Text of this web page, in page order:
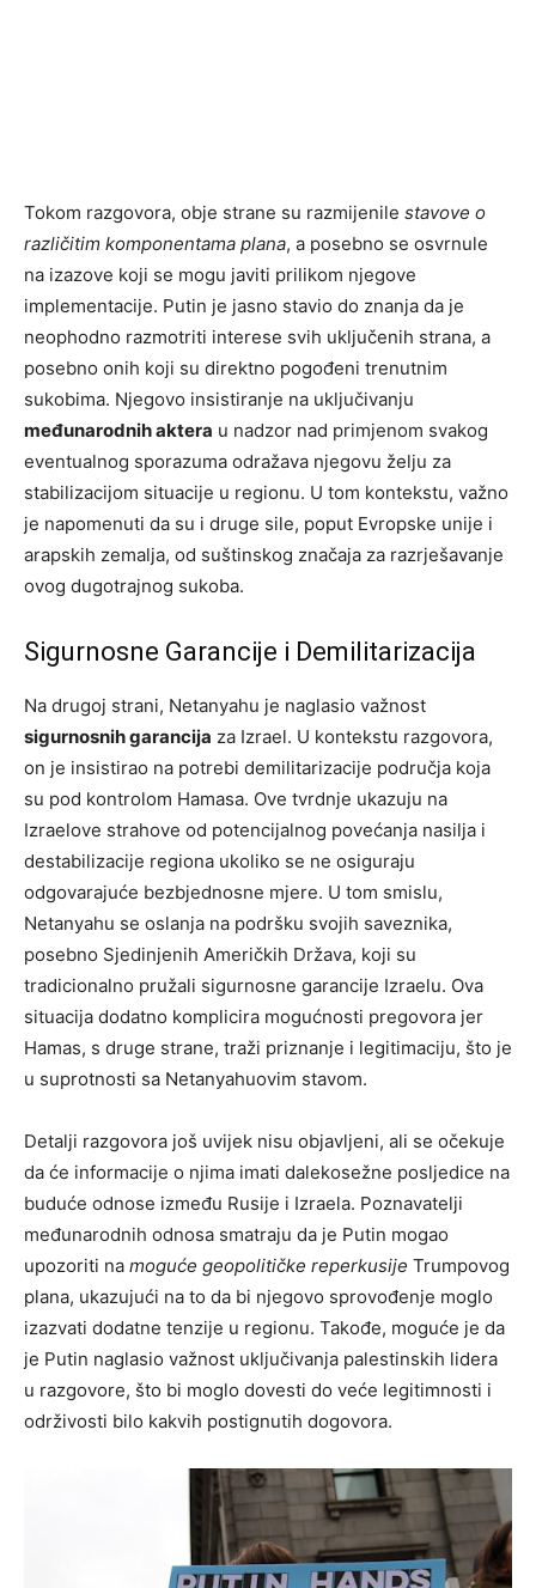
Tokom razgovora, obje strane su razmijenile stavove o
različitim komponentama plana, a posebno se osvrnule
na izazove koji se mogu javiti prilikom njegove
implementacije. Putin je jasno stavio do znanja da je
neophodno razmotriti interese svih uključenih strana, a
posebno onih koji su direktno pogođeni trenutnim
sukobima. Njegovo insistiranje na uključivanju
međunarodnih aktera u nadzor nad primjenom svakog
eventualnog sporazuma odražava njegovu želju za
stabilizacijom situacije u regionu. U tom kontekstu, važno
je napomenuti da su i druge sile, poput Evropske unije i
arapskih zemalja, od suštinskog značaja za razrješavanje
ovog dugotrajnog sukoba.
Sigurnosne Garancije i Demilitarizacija
Na drugoj strani, Netanyahu je naglasio važnost
sigurnosnih garancija za Izrael. U kontekstu razgovora,
on je insistirao na potrebi demilitarizacije područja koja
su pod kontrolom Hamasa. Ove tvrdnje ukazuju na
Izraelove strahove od potencijalnog povećanja nasilja i
destabilizacije regiona ukoliko se ne osiguraju
odgovarajuće bezbjednosne mjere. U tom smislu,
Netanyahu se oslanja na podršku svojih saveznika,
posebno Sjedinjenih Američkih Država, koji su
tradicionalno pružali sigurnosne garancije Izraelu. Ova
situacija dodatno komplicira mogućnosti pregovora jer
Hamas, s druge strane, traži priznanje i legitimaciju, što je
u suprotnosti sa Netanyahuovim stavom.
Detalji razgovora još uvijek nisu objavljeni, ali se očekuje
da će informacije o njima imati dalekosežne posljedice na
buduće odnose između Rusije i Izraela. Poznavatelji
međunarodnih odnosa smatraju da je Putin mogao
upozoriti na moguće geopolitičke reperkusije Trumpovog
plana, ukazujući na to da bi njegovo sprovođenje moglo
izazvati dodatne tenzije u regionu. Takođe, moguće je da
je Putin naglasio važnost uključivanja palestinskih lidera
u razgovore, što bi moglo dovesti do veće legitimnosti i
održivosti bilo kakvih postignutih dogovora.